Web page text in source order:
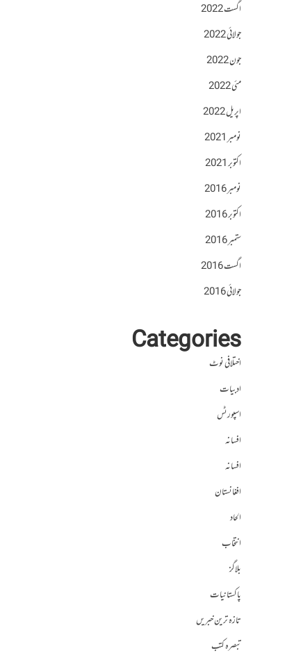
اگست 2022
جولائی 2022
جون 2022
مئی 2022
اپریل 2022
نومبر 2021
اکتوبر 2021
نومبر 2016
اکتوبر 2016
ستمبر 2016
اگست 2016
جولائی 2016
Categories
اختلافی نوٹ
ادبیات
اسپورٹس
افسانہ
افسانہ
افغانستان
الحاد
انتخاب
بلاگز
پاکستانیات
تازہ ترین خبریں
تبصرہ کتب